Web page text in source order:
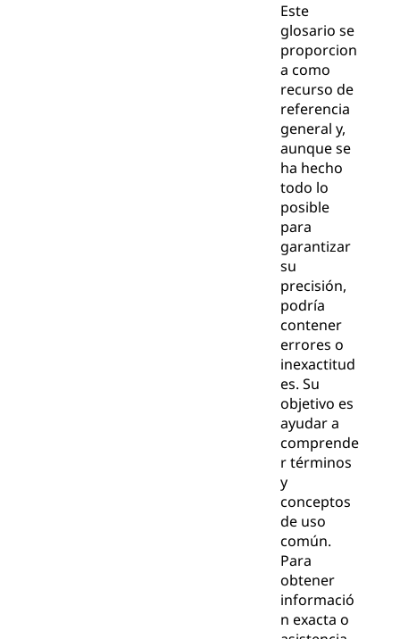
Este
glosario se
proporcion
a como
recurso de
referencia
general y,
aunque se
ha hecho
todo lo
posible
para
garantizar
su
precisión,
podría
contener
errores o
inexactitud
es. Su
objetivo es
ayudar a
comprende
r términos
y
conceptos
de uso
común.
Para
obtener
informació
n exacta o